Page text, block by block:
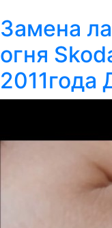
Замена
огня
2011года